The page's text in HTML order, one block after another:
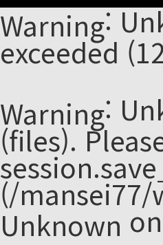
Warning:
exceeded
Warning:
(files).
(/
Unknown